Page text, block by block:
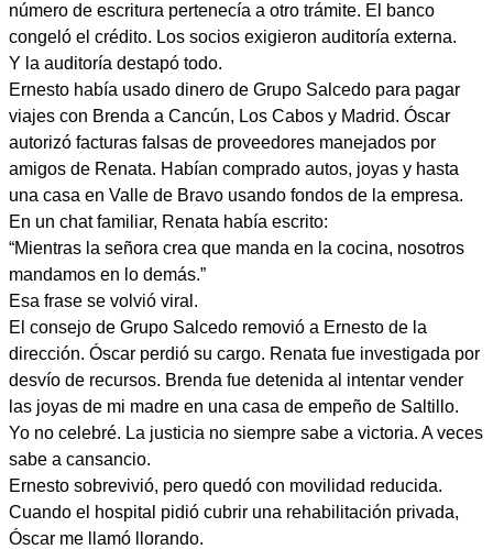
número de escritura pertenecía a otro trámite. El banco
congeló el crédito. Los socios exigieron auditoría externa.
Y la auditoría destapó todo.
Ernesto había usado dinero de Grupo Salcedo para pagar
viajes con Brenda a Cancún, Los Cabos y Madrid. Óscar
autorizó facturas falsas de proveedores manejados por
amigos de Renata. Habían comprado autos, joyas y hasta
una casa en Valle de Bravo usando fondos de la empresa.
En un chat familiar, Renata había escrito:
“Mientras la señora crea que manda en la cocina, nosotros
mandamos en lo demás.”
Esa frase se volvió viral.
El consejo de Grupo Salcedo removió a Ernesto de la
dirección. Óscar perdió su cargo. Renata fue investigada por
desvío de recursos. Brenda fue detenida al intentar vender
las joyas de mi madre en una casa de empeño de Saltillo.
Yo no celebré. La justicia no siempre sabe a victoria. A veces
sabe a cansancio.
Ernesto sobrevivió, pero quedó con movilidad reducida.
Cuando el hospital pidió cubrir una rehabilitación privada,
Óscar me llamó llorando.